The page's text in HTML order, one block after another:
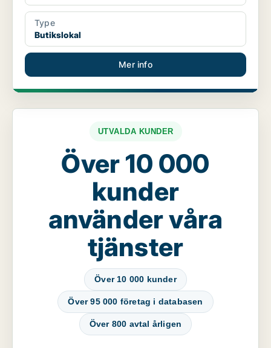
Type
Butikslokal
Mer info
UTVALDA KUNDER
Över 10 000
kunder
använder våra
tjänster
Över 10 000 kunder
Över 95 000 företag i databasen
Över 800 avtal årligen